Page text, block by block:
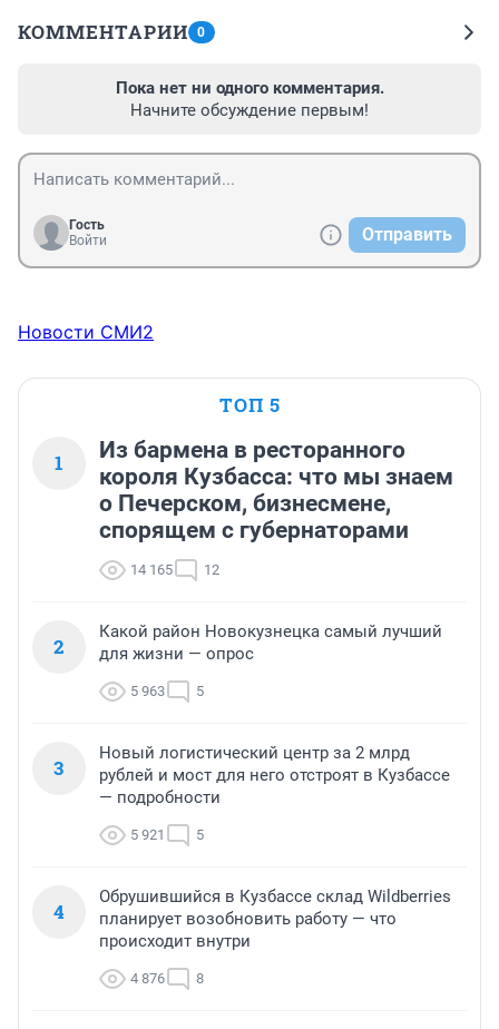
КОММЕНТАРИИ 0
Пока нет ни одного комментария.
Начните обсуждение первым!
Гость
Войти
Отправить
Новости СМИ2
ТОП 5
1
Из бармена в ресторанного
короля Кузбасса: что мы знаем
о Печерском, бизнесмене,
спорящем с губернаторами
14 165 12
2
Какой район Новокузнецка самый лучший
для жизни — опрос
5 963 5
3
Новый логистический центр за 2 млрд
рублей и мост для него отстроят в Кузбассе
— подробности
5 921 5
4
Обрушившийся в Кузбассе склад Wildberries
планирует возобновить работу — что
происходит внутри
4 876 8